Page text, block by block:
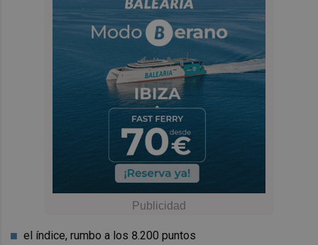
el índice, rumbo a los 8.200 puntos